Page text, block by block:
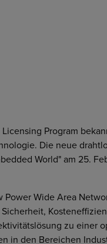
Program
Die neue
World" am 25.
Wide Area
zu einer
in den Bereichen